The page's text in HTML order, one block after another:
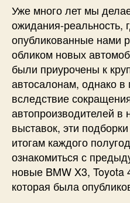
Уже много лет мы
ожидания-реальность,
опубликованные нами
обликом новых
были приурочены к
автосалонам, однако
вследствие
автопроизводителей в
выставок, эти
итогам каждого
ознакомиться с
новые BMW X3, Toyota
которая была